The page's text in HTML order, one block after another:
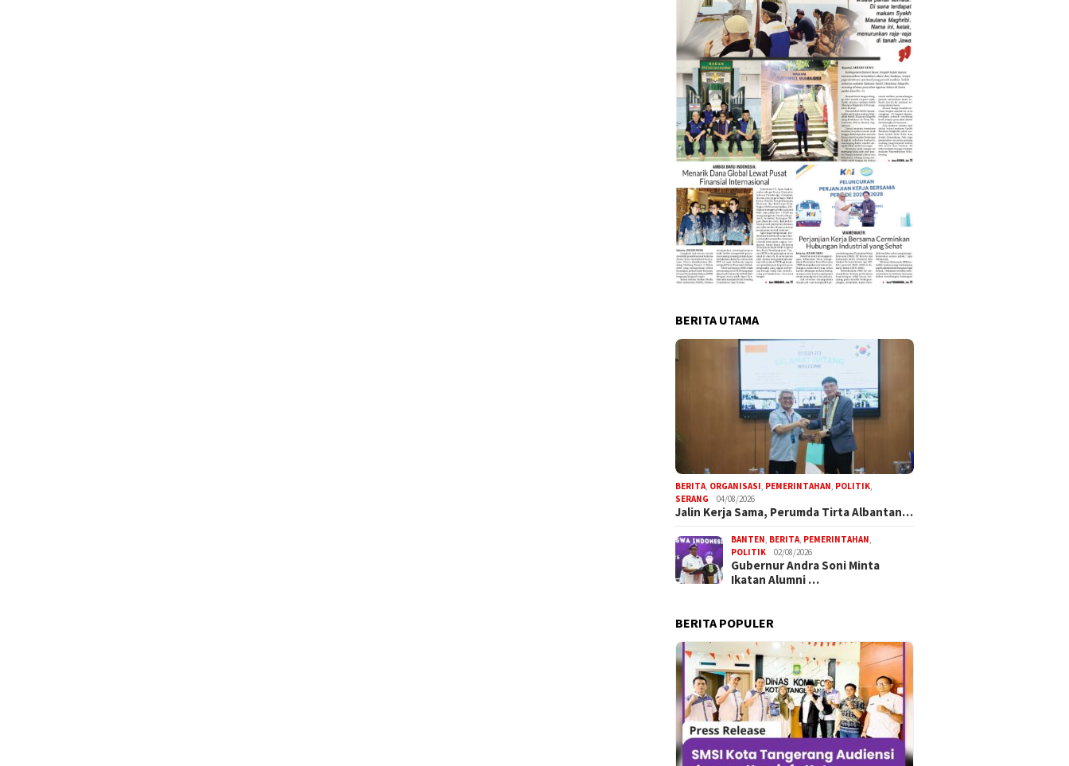
BERITA UTAMA
BERITA, ORGANISASI, PEMERINTAHAN, POLITIK,
SERANG
04/08/2026
Jalin Kerja Sama, Perumda Tirta Albantan…
BANTEN, BERITA, PEMERINTAHAN,
POLITIK
02/08/2026
Gubernur Andra Soni Minta
Ikatan Alumni …
BERITA POPULER